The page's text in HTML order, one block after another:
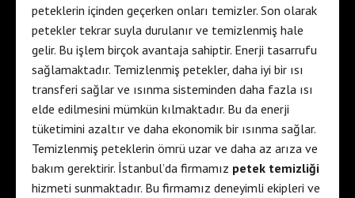
peteklerin içinden geçerken onları temizler. Son olarak
petekler tekrar suyla durulanır ve temizlenmiş hale
gelir. Bu işlem birçok avantaja sahiptir. Enerji tasarrufu
sağlamaktadır. Temizlenmiş petekler, daha iyi bir ısı
transferi sağlar ve ısınma sisteminden daha fazla ısı
elde edilmesini mümkün kılmaktadır. Bu da enerji
tüketimini azaltır ve daha ekonomik bir ısınma sağlar.
Temizlenmiş peteklerin ömrü uzar ve daha az arıza ve
bakım gerektirir. İstanbul’da firmamız petek temizliği
hizmeti sunmaktadır. Bu firmamız deneyimli ekipleri ve